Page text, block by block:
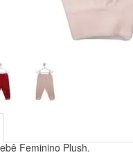
Feminino Plush.